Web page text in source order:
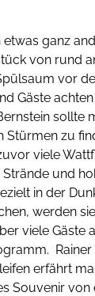
ganz
von rund
vor
Gäste
sollte
Stürmen zu
viele
und
in der
werden
viele Gäste
erfährt
Souvenir von